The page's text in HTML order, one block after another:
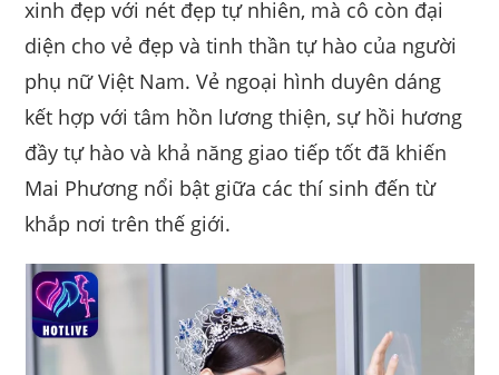
xinh đẹp với nét đẹp tự nhiên, mà cô còn đại
diện cho vẻ đẹp và tinh thần tự hào của người
phụ nữ Việt Nam. Vẻ ngoại hình duyên dáng
kết hợp với tâm hồn lương thiện, sự hồi hương
đầy tự hào và khả năng giao tiếp tốt đã khiến
Mai Phương nổi bật giữa các thí sinh đến từ
khắp nơi trên thế giới.